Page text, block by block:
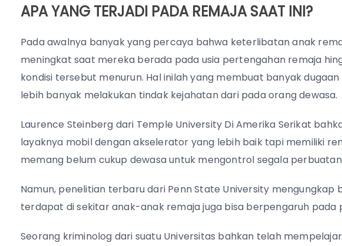
APA YANG TERJADI PADA REMAJA SAAT INI?
Pada awalnya banyak yang percaya bahwa keterlibatan anak
meningkat saat mereka berada pada usia pertengahan remaja
kondisi tersebut menurun. Hal inilah yang membuat banyak
lebih banyak melakukan tindak kejahatan dari pada orang dewasa.
Laurence Steinberg dari Temple University Di Amerika Serikat
layaknya mobil dengan akselerator yang lebih baik tapi memiliki
memang belum cukup dewasa untuk mengontrol segala
Namun, penelitian terbaru dari Penn State University mengungkap
terdapat di sekitar anak-anak remaja juga bisa berpengaruh pada
Seorang kriminolog dari suatu Universitas bahkan telah